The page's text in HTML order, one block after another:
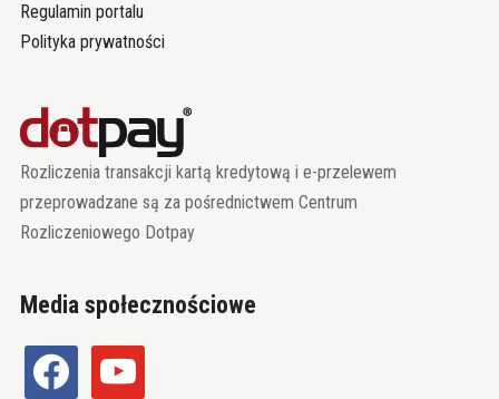
Regulamin portalu
Polityka prywatności
Rozliczenia transakcji kartą kredytową i e-przelewem
przeprowadzane są za pośrednictwem Centrum
Rozliczeniowego Dotpay
Media społecznościowe
facebook youtube